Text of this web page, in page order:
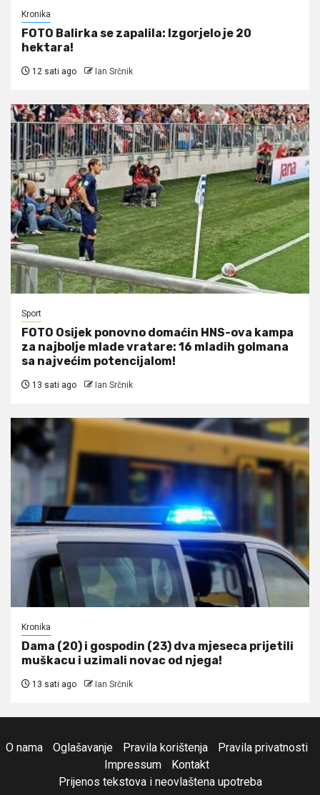
Kronika
FOTO Balirka se zapalila: Izgorjelo je 20
hektara!
12 sati ago Ian Srčnik
Sport
FOTO Osijek ponovno domaćin HNS-ova kampa
za najbolje mlade vratare: 16 mladih golmana
sa najvećim potencijalom!
13 sati ago Ian Srčnik
Kronika
Dama (20) i gospodin (23) dva mjeseca prijetili
muškacu i uzimali novac od njega!
13 sati ago Ian Srčnik
O nama Oglašavanje Pravila korištenja
Pravila privatnosti
Impressum
Kontakt
Prijenos tekstova i neovlaštena upotreba